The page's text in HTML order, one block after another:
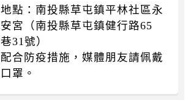
地點：南投縣草屯鎮平林社區永
安宮（南投縣草屯鎮健行路65
巷31號）
配合防疫措施，媒體朋友請佩戴
口罩。